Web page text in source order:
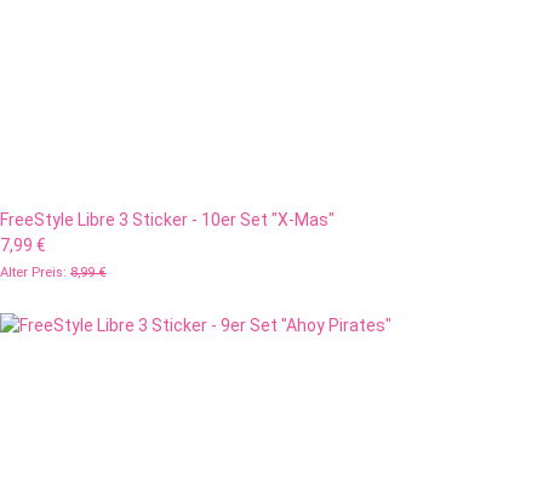
FreeStyle Libre 3 Sticker - 10er Set "X-Mas"
7,99 €
Alter Preis: 8,99 €